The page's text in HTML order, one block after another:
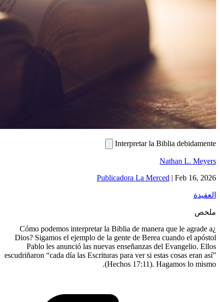
Publicadora
¿Cómo podemos interpretar la Biblia
Dios? Sigamos el ejemplo de la gente
Pablo les anunció las nuevas
escudriñaron “cada día las Escrituras para
(Hechos